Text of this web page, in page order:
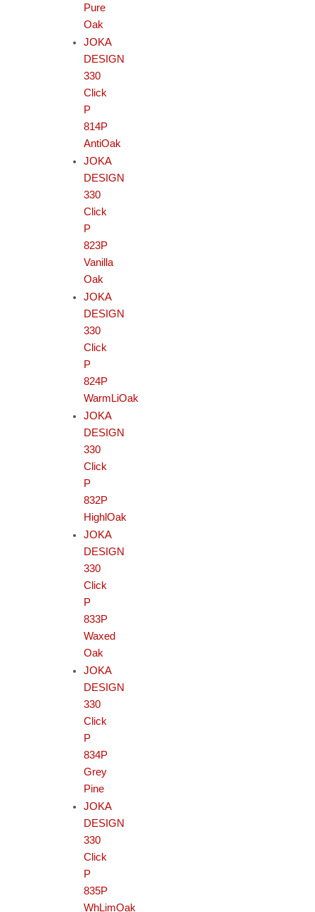
Pure
Oak
JOKA
DESIGN
330
Click
P
814P
AntiOak
JOKA
DESIGN
330
Click
P
823P
Vanilla
Oak
JOKA
DESIGN
330
Click
P
824P
WarmLiOak
JOKA
DESIGN
330
Click
P
832P
HighlOak
JOKA
DESIGN
330
Click
P
833P
Waxed
Oak
JOKA
DESIGN
330
Click
P
834P
Grey
Pine
JOKA
DESIGN
330
Click
P
835P
WhLimOak